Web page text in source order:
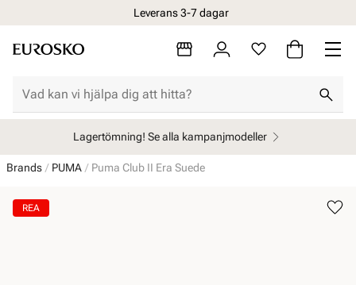
Leverans 3-7 dagar
Lagertömning! Se alla kampanjmodeller
Brands PUMA Puma Club II Era Suede
REA